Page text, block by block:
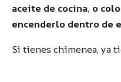
aceite de cocina, o
encenderlo dentro de
Si tienes chimenea, ya